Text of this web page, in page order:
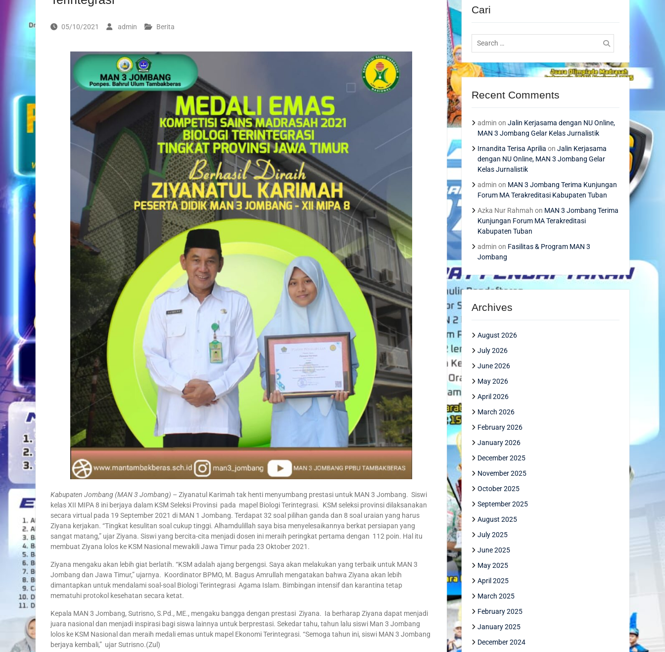
05/10/2021 admin Berita
Kabupaten Jombang (MAN 3 Jombang) – Ziyanatul Karimah tak henti menyumbang prestasi untuk MAN 3 Jombang. Siswi
kelas XII MIPA 8 ini berjaya dalam KSM Seleksi Provinsi pada mapel Biologi Terintegrasi. KSM seleksi provinsi dilaksanakan
secara virtual pada 19 September 2021 di MAN 1 Jombang. Terdapat 32 soal pilihan ganda dan 8 soal uraian yang harus
Ziyana kerjakan. “Tingkat kesulitan soal cukup tinggi. Alhamdulillah saya bisa menyelesaikannya berkat persiapan yang
sangat matang,” ujar Ziyana. Siswi yang bercita-cita menjadi dosen ini meraih peringkat pertama dengan 112 poin. Hal itu
membuat Ziyana lolos ke KSM Nasional mewakili Jawa Timur pada 23 Oktober 2021.
Ziyana mengaku akan lebih giat berlatih. “KSM adalah ajang bergengsi. Saya akan melakukan yang terbaik untuk MAN 3
Jombang dan Jawa Timur,” ujarnya. Koordinator BPMO, M. Bagus Amrullah mengatakan bahwa Ziyana akan lebih
dimantapkan untuk mendalami soal-soal Biologi Terintegrasi Agama Islam. Bimbingan intensif dan karantina tetap
mematuhi protokol kesehatan secara ketat.
Kepala MAN 3 Jombang, Sutrisno, S.Pd., ME., mengaku bangga dengan prestasi Ziyana. Ia berharap Ziyana dapat menjadi
juara nasional dan menjadi inspirasi bagi siswa lainnya untuk berprestasi. Sekedar tahu, tahun lalu siswi Man 3 Jombang
lolos ke KSM Nasional dan meraih medali emas untuk mapel Ekonomi Terintegrasi. “Semoga tahun ini, siswi MAN 3 Jombang
berjaya kembali,” ujar Sutrisno.(Zul)
Cari
Search
for:
Recent Comments
admin on Jalin Kerjasama dengan NU Online,
MAN 3 Jombang Gelar Kelas Jurnalistik
Irnandita Terisa Aprilia on Jalin Kerjasama
dengan NU Online, MAN 3 Jombang Gelar
Kelas Jurnalistik
admin on MAN 3 Jombang Terima Kunjungan
Forum MA Terakreditasi Kabupaten Tuban
Azka Nur Rahmah on MAN 3 Jombang Terima
Kunjungan Forum MA Terakreditasi
Kabupaten Tuban
admin on Fasilitas & Program MAN 3
Jombang
Archives
August 2026
July 2026
June 2026
May 2026
April 2026
March 2026
February 2026
January 2026
December 2025
November 2025
October 2025
September 2025
August 2025
July 2025
June 2025
May 2025
April 2025
March 2025
February 2025
January 2025
December 2024